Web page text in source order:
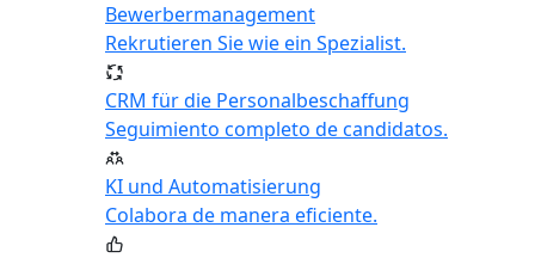
Bewerbermanagement
Rekrutieren Sie wie ein Spezialist.
CRM für die Personalbeschaffung
Seguimiento completo de candidatos.
KI und Automatisierung
Colabora de manera eficiente.